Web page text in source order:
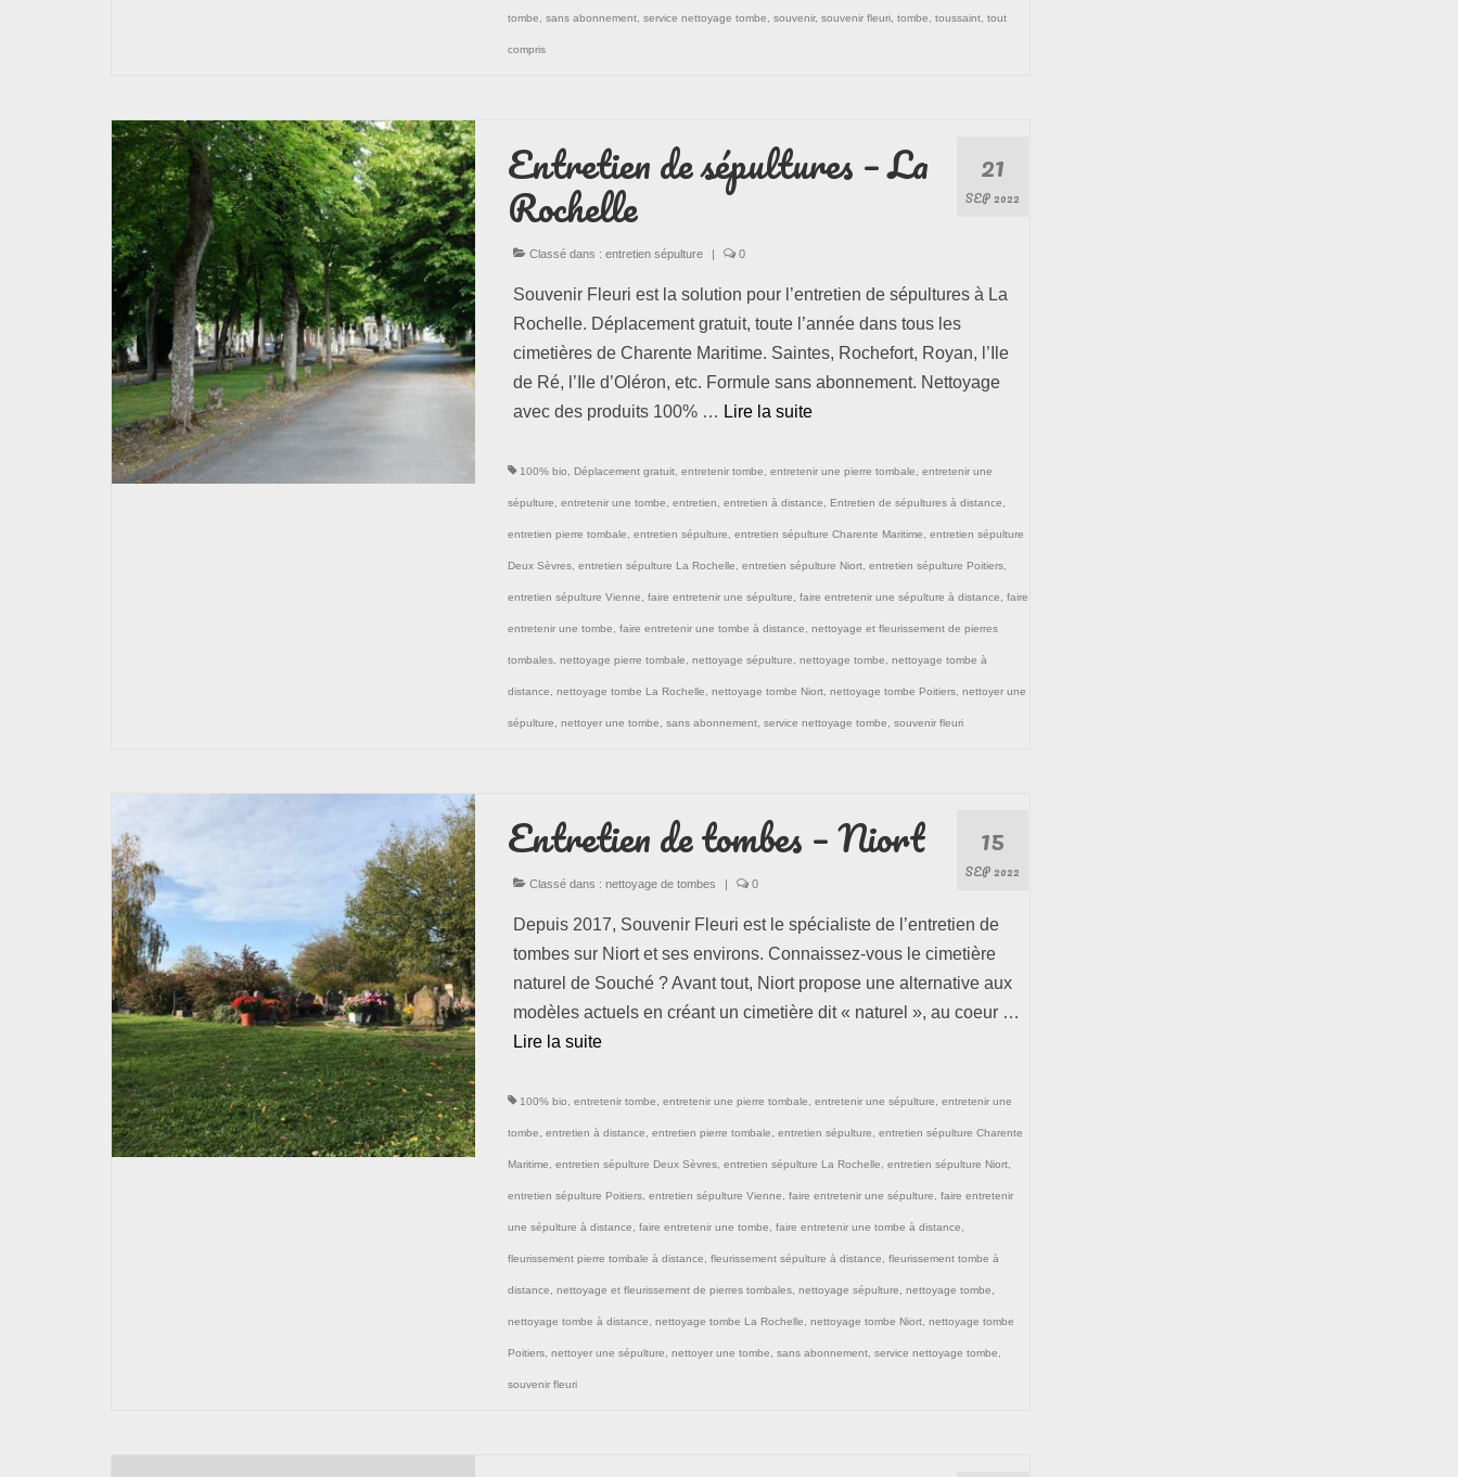
tombe sans abonnement, service nettoyage tombe souvenir, souvenir fleuri, tombe toussaint, tout
compris
21
SEP 2022
Entretien de sépultures – La
Rochelle
Classé dans : entretien sépulture | 0
Souvenir Fleuri est la solution pour l’entretien de sépultures à La
Rochelle. Déplacement gratuit, toute l’année dans tous les
cimetières de Charente Maritime. Saintes, Rochefort, Royan, l’Ile
de Ré, l’Ile d’Oléron, etc. Formule sans abonnement. Nettoyage
avec des produits 100% … Lire la suite­­
100% bio Déplacement gratuit, entretenir tombe entretenir une pierre tombale entretenir une
sépulture entretenir une tombe entretien entretien à distance Entretien de sépultures à distance
entretien pierre tombale entretien sépulture entretien sépulture Charente Maritime entretien sépulture
Deux Sèvres, entretien sépulture La Rochelle entretien sépulture Niort, entretien sépulture Poitiers,
entretien sépulture Vienne faire entretenir une sépulture faire entretenir une sépulture à distance faire
entretenir une tombe faire entretenir une tombe à distance nettoyage et fleurissement de pierres
tombales, nettoyage pierre tombale nettoyage sépulture nettoyage tombe nettoyage tombe à
distance nettoyage tombe La Rochelle nettoyage tombe Niort, nettoyage tombe Poitiers, nettoyer une
sépulture nettoyer une tombe sans abonnement, service nettoyage tombe souvenir fleuri
15
SEP 2022
Entretien de tombes – Niort
Classé dans : nettoyage de tombes | 0
Depuis 2017, Souvenir Fleuri est le spécialiste de l’entretien de
tombes sur Niort et ses environs. Connaissez-vous le cimetière
naturel de Souché ? Avant tout, Niort propose une alternative aux
modèles actuels en créant un cimetière dit « naturel », au coeur …
Lire la suite­­
100% bio entretenir tombe entretenir une pierre tombale entretenir une sépulture entretenir une
tombe entretien à distance entretien pierre tombale entretien sépulture entretien sépulture Charente
Maritime entretien sépulture Deux Sèvres, entretien sépulture La Rochelle entretien sépulture Niort,
entretien sépulture Poitiers, entretien sépulture Vienne faire entretenir une sépulture faire entretenir
une sépulture à distance faire entretenir une tombe faire entretenir une tombe à distance
fleurissement pierre tombale à distance fleurissement sépulture à distance fleurissement tombe à
distance nettoyage et fleurissement de pierres tombales, nettoyage sépulture nettoyage tombe
nettoyage tombe à distance nettoyage tombe La Rochelle nettoyage tombe Niort, nettoyage tombe
Poitiers, nettoyer une sépulture nettoyer une tombe sans abonnement, service nettoyage tombe
souvenir fleuri